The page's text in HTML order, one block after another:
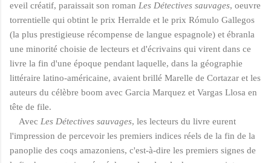
eveil créatif, paraissait son roman Les Détectives sauvages, oeuvre
torrentielle qui obtint le prix Herralde et le prix Rómulo Gallegos
(la plus prestigieuse récompense de langue espagnole) et ébranla
une minorité choisie de lecteurs et d'écrivains qui virent dans ce
livre la fin d'une époque pendant laquelle, dans la géographie
littéraire latino-américaine, avaient brillé Marelle de Cortazar et les
auteurs du célèbre boom avec Garcia Marquez et Vargas Llosa en
tête de file.
Avec Les Détectives sauvages, les lecteurs du livre eurent
l'impression de percevoir les premiers indices réels de la fin de la
panoplie des coqs amazoniens, c'est-à-dire les premiers signes de